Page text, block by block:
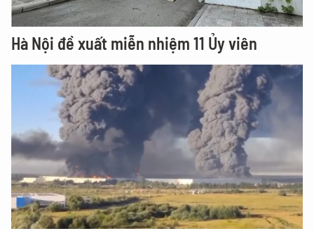
Hà Nội đề xuất miễn nhiệm 11 Ủy viên